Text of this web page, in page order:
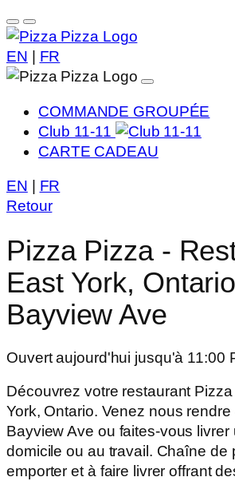
EN FR
COMMANDE GROUPÉE
Club 11-11
CARTE CADEAU
EN
FR
Retour
Pizza Pizza -
East York,
Bayview Ave
Ouvert aujourd'hui jusqu'à 11:00
Découvrez votre restaurant
York, Ontario. Venez nous
Bayview Ave ou faites-vous livrer
domicile ou au travail. Chaîne de
emporter et à faire livrer offrant